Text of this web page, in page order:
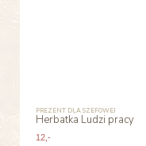
PREZENT DLA SZEFOWEJ
Herbatka Ludzi pracy
12,-